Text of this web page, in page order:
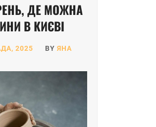
ДЕ МОЖНА
В КИЄВІ
2025 BY ЯНА